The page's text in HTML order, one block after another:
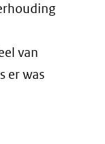
van
er was